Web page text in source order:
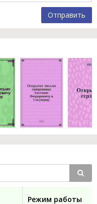
Отправить
Режим работы